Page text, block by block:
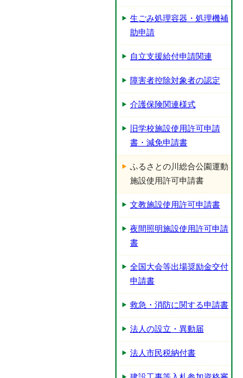
生ごみ処理容器・処理機補
助申請
自立支援給付申請関連
障害者控除対象者の認定
介護保険関連様式
旧学校施設使用許可申請
書・減免申請書
ふるさとの川総合公園運動
施設使用許可申請書
文教施設使用許可申請書
夜間照明施設使用許可申請
書
全国大会等出場奨励金交付
申請書
救急・消防に関する申請書
法人の設立・異動届
法人市民税納付書